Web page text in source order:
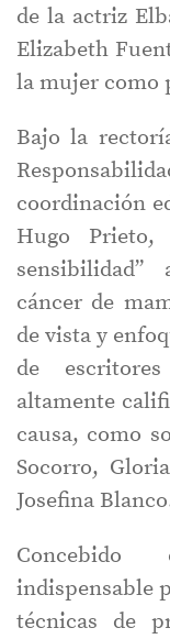
de la actriz
Elizabeth
la mujer como
Bajo la
coordinación
Hugo Prieto,
cáncer de
de vista y
de
altamente
causa, como
Socorro,
Josefina
indispensable
técnicas de